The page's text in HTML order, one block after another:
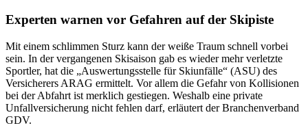
Experten warnen vor Gefahren auf der Skipiste
Mit einem schlimmen Sturz kann der weiße Traum schnell vorbei
sein. In der vergangenen Skisaison gab es wieder mehr verletzte
Sportler, hat die „Auswertungsstelle für Skiunfälle“ (ASU) des
Versicherers ARAG ermittelt. Vor allem die Gefahr von Kollisionen
bei der Abfahrt ist merklich gestiegen. Weshalb eine private
Unfallversicherung nicht fehlen darf, erläutert der Branchenverband
GDV.